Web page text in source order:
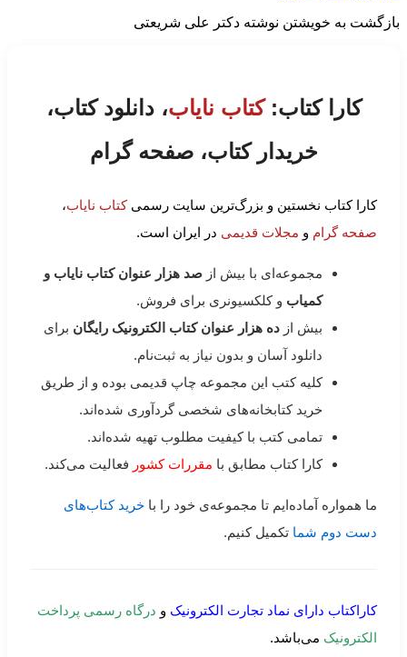
بازگشت به خویشتن نوشته دکتر علی شریعتی
کارا کتاب:کتاب نایاب، دانلود کتاب،
خریدار کتاب، صفحه گرام
کارا کتاب نخستین و بزرگ‌ترین سایت رسمیکتاب نایاب،
صفحه گرام و مجلات قدیمی در ایران است.
مجموعه‌ای با بیش از صد هزار عنوان کتاب نایاب و
کمیاب و کلکسیونری برای فروش.
بیش از ده هزار عنوان کتاب الکترونیک رایگان برای
دانلود آسان و بدون نیاز به ثبت‌نام.
کلیه کتب این مجموعه چاپ قدیمی بوده و از طریق
خرید کتابخانه‌های شخصی گردآوری شده‌اند.
تمامی کتب با کیفیت مطلوب تهیه شده‌اند.
کارا کتاب مطابق با مقررات کشور فعالیت می‌کند.
ما همواره آماده‌ایم تا مجموعه‌ی خود را با خرید کتاب‌های
دست دوم شما تکمیل کنیم.
کاراکتاب دارای نماد تجارت الکترونیک و درگاه رسمی پرداخت
الکترونیک می‌باشد.